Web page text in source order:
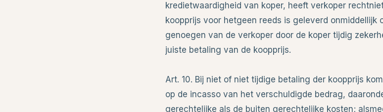
kredietwaardigheid van koper, heeft verkoper
koopprijs voor hetgeen reeds is geleverd onmiddellijk
genoegen van de verkoper door de koper tijdig
juiste betaling van de koopprijs.
Art. 10. Bij niet of niet tijdige betaling der koopprijs
op de incasso van het verschuldigde bedrag,
gerechtelijke als de buiten gerechtelijke kosten;